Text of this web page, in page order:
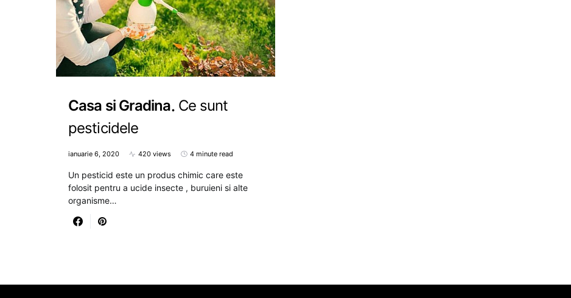
Casa si Gradina Ce sunt
pesticidele
ianuarie 6, 2020 420 views 4 minute read
Un pesticid este un produs chimic care este
folosit pentru a ucide insecte , buruieni si alte
organisme…